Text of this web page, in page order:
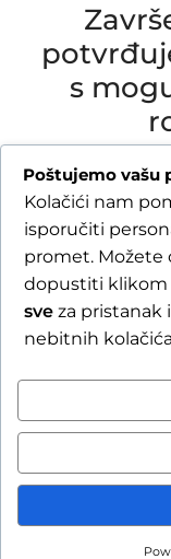
s
Due to our
16 August
2026 will be
By completing
are aware of
Poštujemo vašu
Kolačići nam
isporučiti
promet. Možete
dopustiti klikom
sve za pristanak
nebitnih